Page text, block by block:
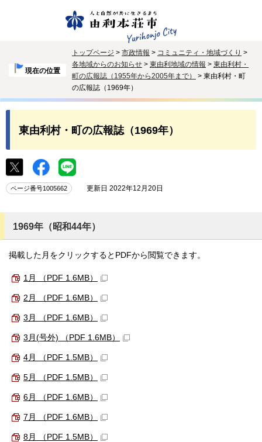
現在の位置
トップページ > 市政情報 > コミュニティ・地域づくり >
各地域からのお知らせ > 東由利地域の情報 > 東由利村・
町の広報誌（1955年から2005年まで）
> 東由利村・町
の広報誌（1969年）
東由利村・町の広報誌（1969年）
ページ番号1005662 更新日 2022年12月20日
1969年（昭和44年）
掲載した月をクリックするとPDFから閲覧できます。
1月 （PDF 1.6MB）
2月 （PDF 1.6MB）
3月 （PDF 1.6MB）
3月(号外) （PDF 1.6MB）
4月 （PDF 1.5MB）
5月 （PDF 1.5MB）
6月 （PDF 1.6MB）
7月 （PDF 1.6MB）
8月 （PDF 1.5MB）